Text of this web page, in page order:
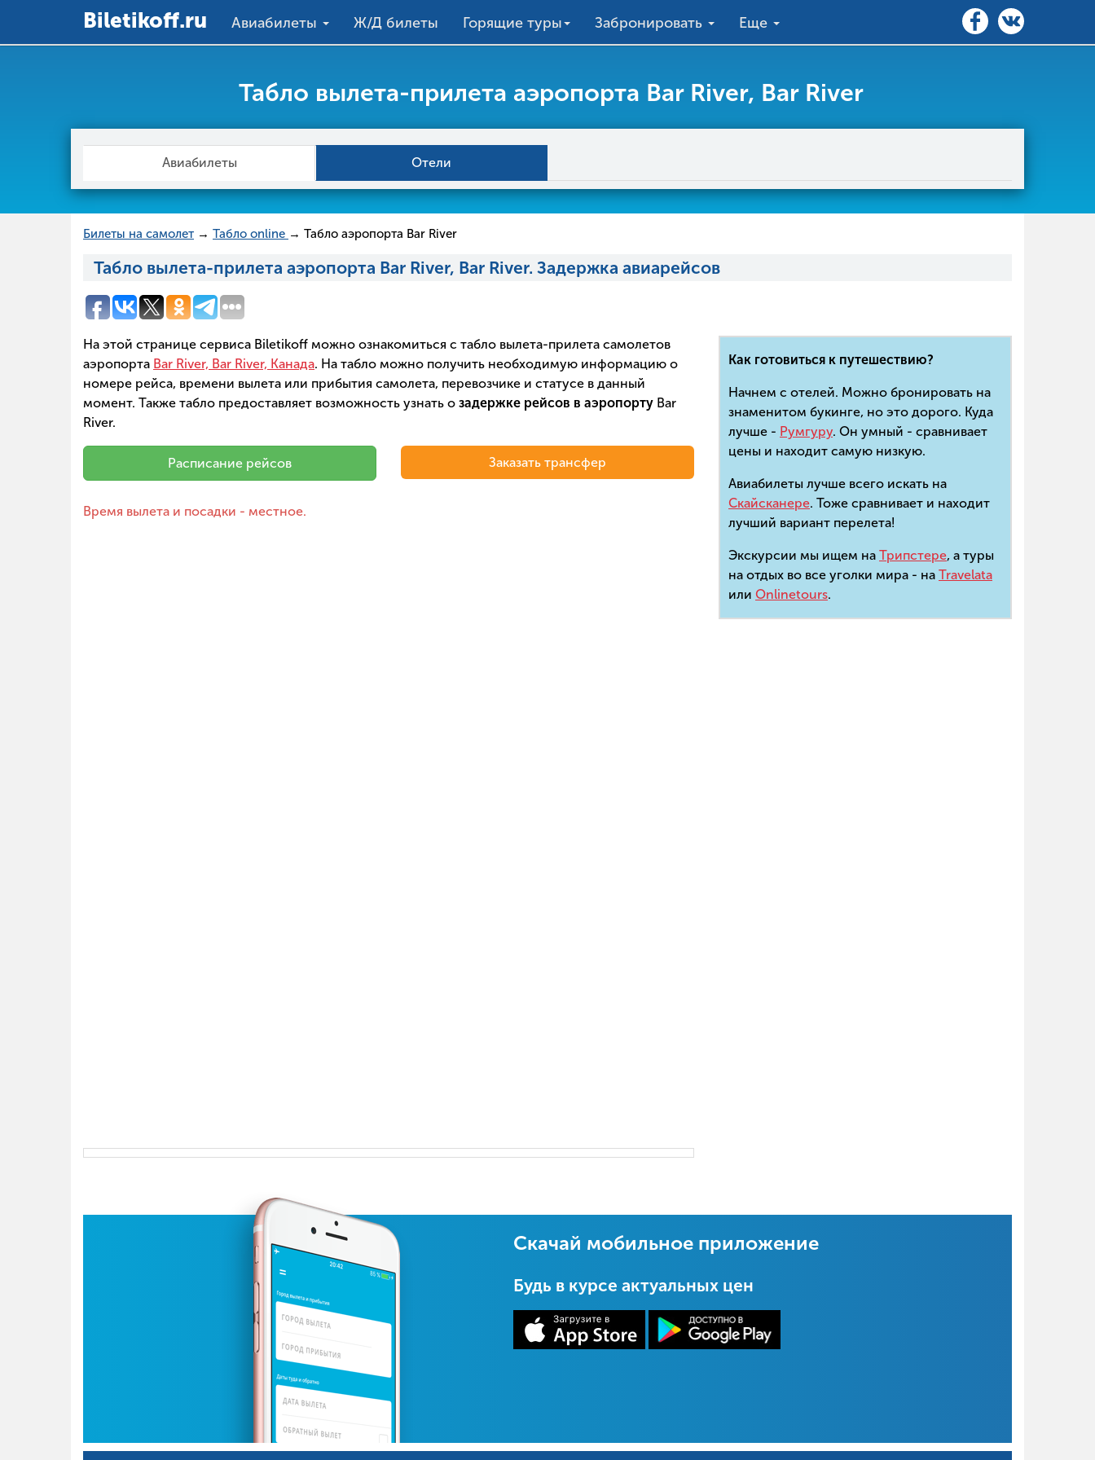
Вiletikoff.ru Авиабилеты Ж/Д билеты Горящие туры Забронировать Еще
Табло вылета-прилета аэропорта Bar River, Bar River
Авиабилеты Отели
Билеты на самолет → Табло online → Табло аэропорта Bar River
Табло вылета-прилета аэропорта Bar River, Bar River. Задержка авиарейсов
На этой странице сервиса Biletikoff можно ознакомиться с табло вылета-прилета самолетов
аэропорта Bar River, Bar River, Канада. На табло можно получить необходимую информацию о
номере рейса, времени вылета или прибытия самолета, перевозчике и статусе в данный
момент. Также табло предоставляет возможность узнать о задержке рейсов в аэропорту Bar
River.
Расписание рейсов Заказать трансфер
Время вылета и посадки - местное.
Как готовиться к путешествию?
Начнем с отелей. Можно бронировать на
знаменитом букинге, но это дорого. Куда
лучше - Румгуру. Он умный - сравнивает
цены и находит самую низкую.
Авиабилеты лучше всего искать на
Скайсканере. Тоже сравнивает и находит
лучший вариант перелета!
Экскурсии мы ищем на Трипстере, а туры
на отдых во все уголки мира - на Travelata
или Onlinetours.
Скачай мобильное приложение
Будь в курсе актуальных цен